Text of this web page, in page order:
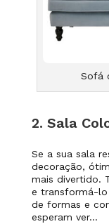
Sofá
2. Sala
Se a sua sala
decoração,
mais divertido.
e transformá-lo
de formas e
esperam ver…